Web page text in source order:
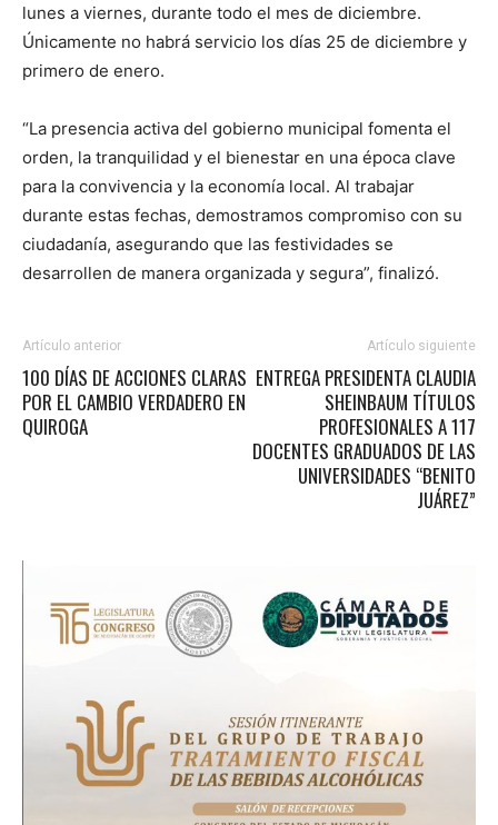
lunes a viernes, durante todo el mes de diciembre.
Únicamente no habrá servicio los días 25 de diciembre y
primero de enero.
“La presencia activa del gobierno municipal fomenta el
orden, la tranquilidad y el bienestar en una época clave
para la convivencia y la economía local. Al trabajar
durante estas fechas, demostramos compromiso con su
ciudadanía, asegurando que las festividades se
desarrollen de manera organizada y segura”, finalizó.
Artículo anterior
100 DÍAS DE ACCIONES CLARAS
POR EL CAMBIO VERDADERO EN
QUIROGA
Artículo siguiente
ENTREGA PRESIDENTA CLAUDIA
SHEINBAUM TÍTULOS
PROFESIONALES A 117
DOCENTES GRADUADOS DE LAS
UNIVERSIDADES “BENITO
JUÁREZ”